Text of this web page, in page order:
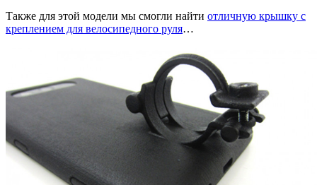
Также для этой модели мы смогли найти отличную крышку с
креплением для велосипедного руля…